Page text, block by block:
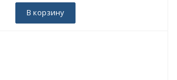
В корзину